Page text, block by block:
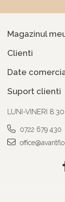
Magazinul
Clienti
Date
Suport clienti
LUNI-VINERI
0722 679 430